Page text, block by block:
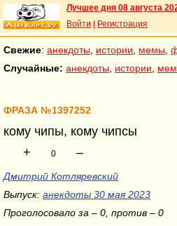
Лучшее дня 08 августа
Войти
Регистрация
Свежие: анекдоты истории мемы
Случайные: анекдоты истории
ФРАЗА №1397252
кому чипы, кому чипсы
+
0 –
Дмитрий Котляревский
Выпуск: анекдоты 30 мая 2023
Проголосовало за – 0, против – 0